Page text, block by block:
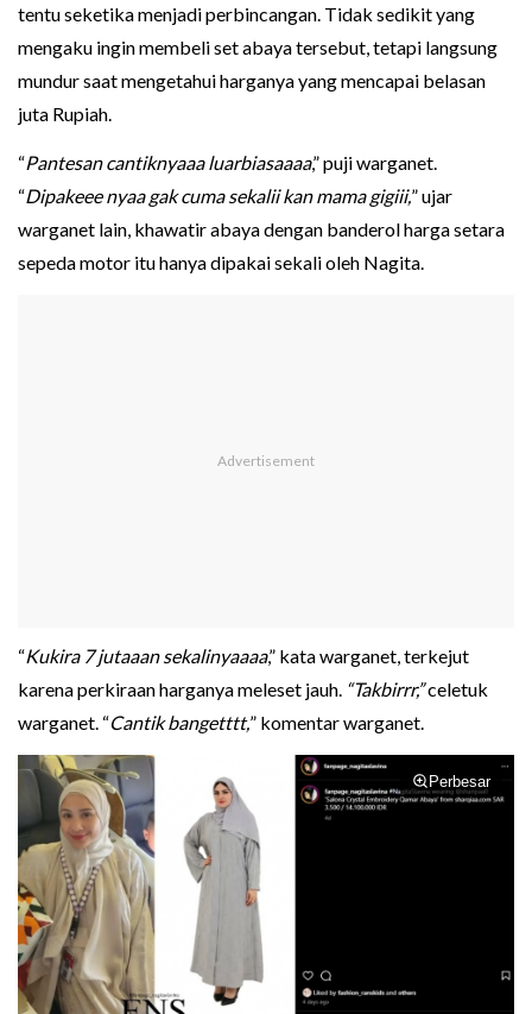
tentu seketika menjadi perbincangan. Tidak sedikit yang
mengaku ingin membeli set abaya tersebut, tetapi langsung
mundur saat mengetahui harganya yang mencapai belasan
juta Rupiah.
“Pantesan cantiknyaaa luarbiasaaaa,” puji warganet.
“Dipakeee nyaa gak cuma sekalii kan mama gigiii,” ujar
warganet lain, khawatir abaya dengan banderol harga setara
sepeda motor itu hanya dipakai sekali oleh Nagita.
“Kukira 7 jutaaan sekalinyaaaa,” kata warganet, terkejut
karena perkiraan harganya meleset jauh. “Takbirrr,”celetuk
warganet. “Cantik bangetttt,” komentar warganet.
Perbesar